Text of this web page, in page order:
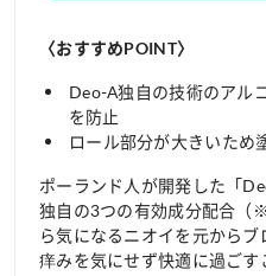
〈おすすめPOINT〉
Deo-A独自の技術のアル
を防止
ロール部分が大きいため
ポーランド人が開発した「
独自の3つの有効成分配合（
ら気になるニオイを元から
痒みを気にせず快適に過ごす